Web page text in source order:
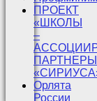
ПРОЕКТ
«ШКОЛЫ
–
ПАРТНЕРЫ
Орлята
России